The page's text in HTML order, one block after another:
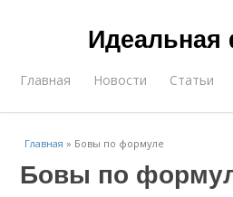
Идеальная
Главная Новости Статьи
Главная » Бовы по формуле
Бовы по